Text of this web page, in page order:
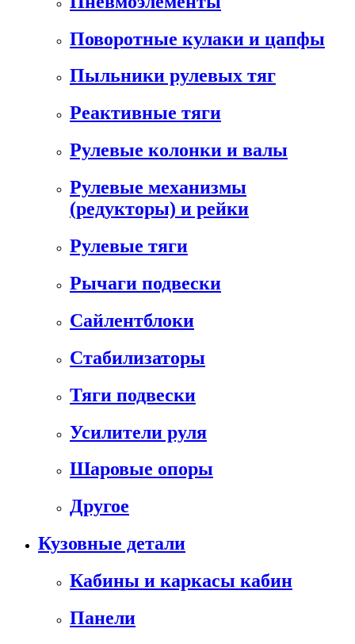
Поворотные кулаки и цапфы
Пыльники рулевых тяг
Реактивные тяги
Рулевые колонки и валы
Рулевые механизмы
(редукторы) и рейки
Рулевые тяги
Рычаги подвески
Сайлентблоки
Стабилизаторы
Тяги подвески
Усилители руля
Шаровые опоры
Другое
Кузовные детали
Кабины и каркасы кабин
Панели